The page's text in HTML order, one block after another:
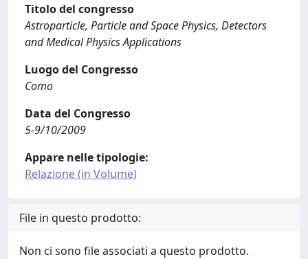
Titolo del congresso
Astroparticle, Particle and Space Physics, Detectors
and Medical Physics Applications
Luogo del Congresso
Como
Data del Congresso
5-9/10/2009
Appare nelle tipologie:
Relazione (in Volume)
File in questo prodotto:
Non ci sono file associati a questo prodotto.